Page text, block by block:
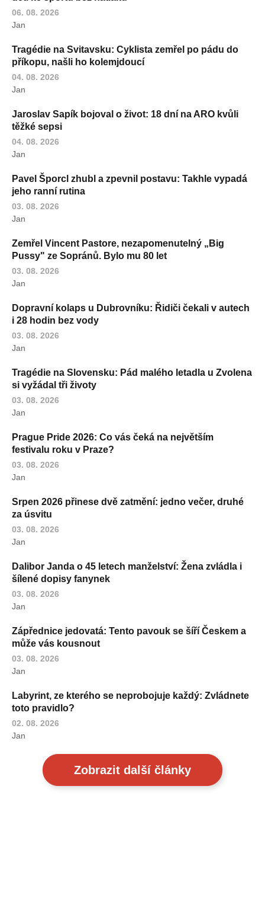
06. 08. 2026
Jan
Tragédie na Svitavsku: Cyklista zemřel po pádu do
příkopu, našli ho kolemjdoucí
04. 08. 2026
Jan
Jaroslav Sapík bojoval o život: 18 dní na ARO kvůli
těžké sepsi
04. 08. 2026
Jan
Pavel Šporcl zhubl a zpevnil postavu: Takhle vypadá
jeho ranní rutina
03. 08. 2026
Jan
Zemřel Vincent Pastore, nezapomenutelný „Big
Pussy" ze Sopránů. Bylo mu 80 let
03. 08. 2026
Jan
Dopravní kolaps u Dubrovníku: Řidiči čekali v autech
i 28 hodin bez vody
03. 08. 2026
Jan
Tragédie na Slovensku: Pád malého letadla u Zvolena
si vyžádal tři životy
03. 08. 2026
Jan
Prague Pride 2026: Co vás čeká na největším
festivalu roku v Praze?
03. 08. 2026
Jan
Srpen 2026 přinese dvě zatmění: jedno večer, druhé
za úsvitu
03. 08. 2026
Jan
Dalibor Janda o 45 letech manželství: Žena zvládla i
šílené dopisy fanynek
03. 08. 2026
Jan
Zápřednice jedovatá: Tento pavouk se šíří Českem a
může vás kousnout
03. 08. 2026
Jan
Labyrint, ze kterého se neprobojuje každý: Zvládnete
toto pravidlo?
02. 08. 2026
Jan
Zobrazit další články